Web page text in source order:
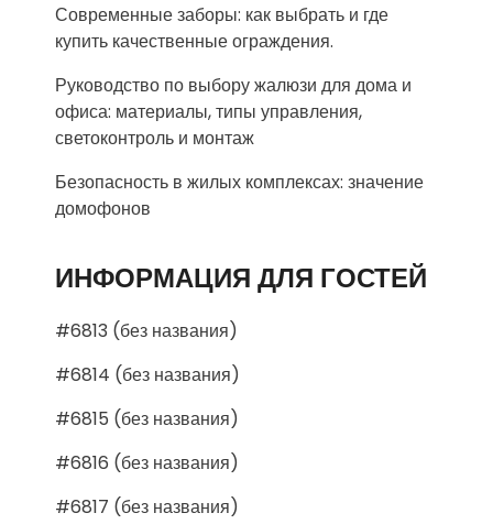
Современные заборы: как выбрать и где
купить качественные ограждения.
Руководство по выбору жалюзи для дома и
офиса: материалы, типы управления,
светоконтроль и монтаж
Безопасность в жилых комплексах: значение
домофонов
ИНФОРМАЦИЯ ДЛЯ ГОСТЕЙ
#6813 (без названия)
#6814 (без названия)
#6815 (без названия)
#6816 (без названия)
#6817 (без названия)